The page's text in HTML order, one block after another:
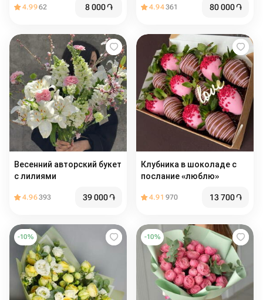
4.9962 8 000֏ 4.94361 80 000֏
Весенний авторский букет
с лилиями
4.96393 39 000֏
Клубника в шоколаде с
послание «люблю»
4.91 970 13 700֏
-10% -10%